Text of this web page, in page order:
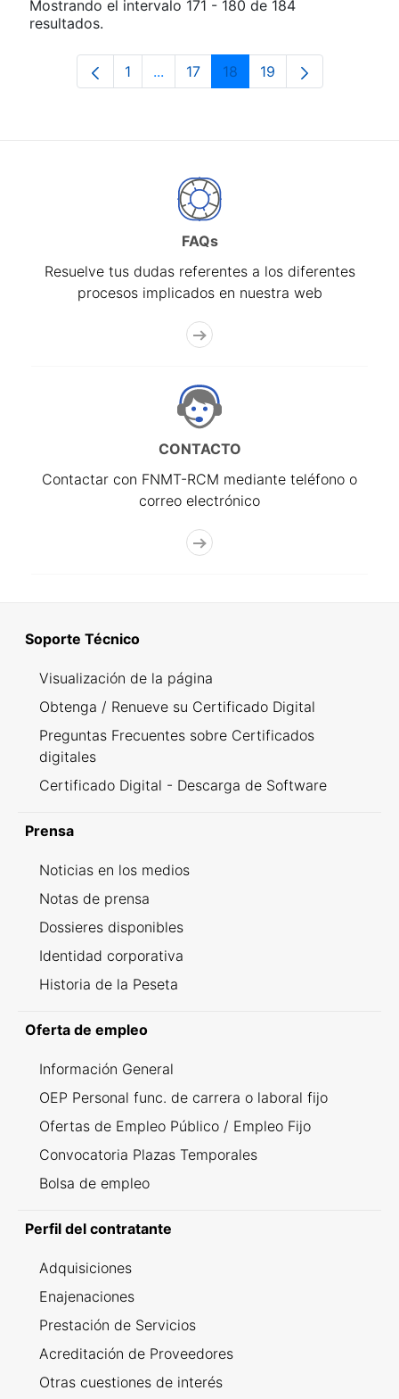
Mostrando el intervalo 171 - 180 de 184
resultados.
Página
1 ...Páginas intermedias Use TAB para
Página
17 Página
18 Página
19
FAQs
Resuelve tus dudas referentes a los diferentes
procesos implicados en nuestra web
CONTACTO
Contactar con FNMT-RCM mediante teléfono o
correo electrónico
Soporte Técnico
Visualización de la página
Obtenga / Renueve su Certificado Digital
Preguntas Frecuentes sobre Certificados
digitales
Certificado Digital - Descarga de Software
Prensa
Noticias en los medios
Notas de prensa
Dossieres disponibles
Identidad corporativa
Historia de la Peseta
Oferta de empleo
Información General
OEP Personal func. de carrera o laboral fijo
Ofertas de Empleo Público / Empleo Fijo
Convocatoria Plazas Temporales
Bolsa de empleo
Perfil del contratante
Adquisiciones
Enajenaciones
Prestación de Servicios
Acreditación de Proveedores
Otras cuestiones de interés